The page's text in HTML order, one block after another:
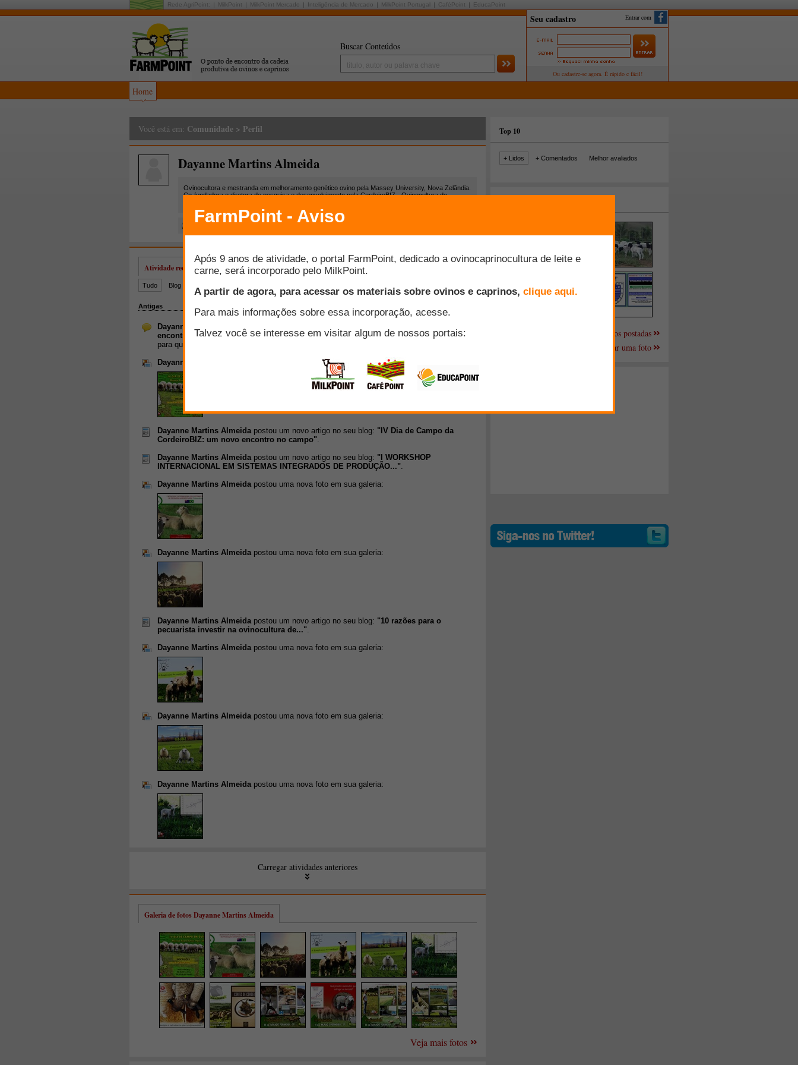
Rede AgriPoint: MilkPoint MilkPoint Mercado Inteligência de Mercado MilkPoint Portugal CaféPoint EducaPoint
Buscar Conteúdos
Entrar com
Home
Você está em: Comunidade > Perfil
Dayanne Martins Almeida
Ovinocultora e mestranda em melhoramento genético ovino pela Massey University, Nova Zelândia.
Co-fundadora e diretora de pesquisa e desenvolvimento pela CordeiroBIZ - Ovinocultura de
Galeria de fotos Dayanne Martins Almeida
Veja mais fotos
Top 10
+ Lidos + Comentados Melhor avaliados
Mais fotos postadas
Enviar uma foto